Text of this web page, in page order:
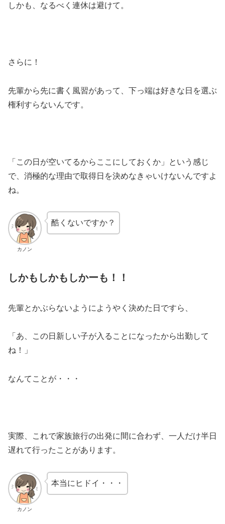
しかも、なるべく連休は避けて。
さらに！
先輩から先に書く風習があって、下っ端は好きな日を選ぶ
権利すらないんです。
「この日が空いてるからここにしておくか」という感じ
で、消極的な理由で取得日を決めなきゃいけないんですよ
ね。
カノン
酷くないですか？
しかもしかもしかーも！！
先輩とかぶらないようにようやく決めた日ですら、
「あ、この日新しい子が入ることになったから出勤して
ね！」
なんてことが・・・
実際、これで家族旅行の出発に間に合わず、一人だけ半日
遅れて行ったことがあります。
カノン
本当にヒドイ・・・